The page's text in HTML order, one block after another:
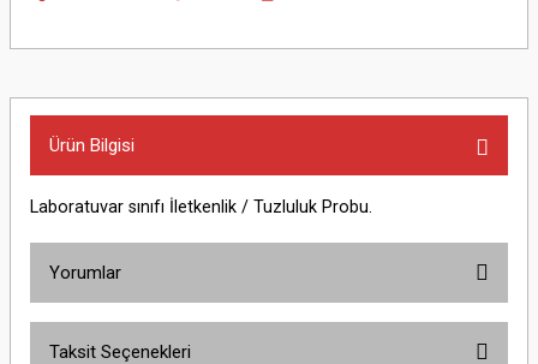
Ürün Bilgisi
Laboratuvar sınıfı İletkenlik / Tuzluluk Probu.
Yorumlar
Taksit Seçenekleri